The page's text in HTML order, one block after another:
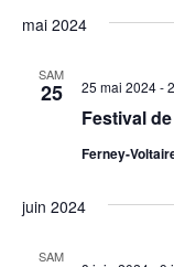
mai 2024
SAM
25
Festival
25 mai 2024-
Ferney-
juin 2024
SAM